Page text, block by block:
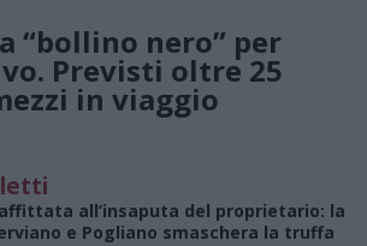
“bollino nero” per
Previsti oltre 25
in viaggio
all’insaputa del proprietario: la
e Pogliano smaschera la truffa